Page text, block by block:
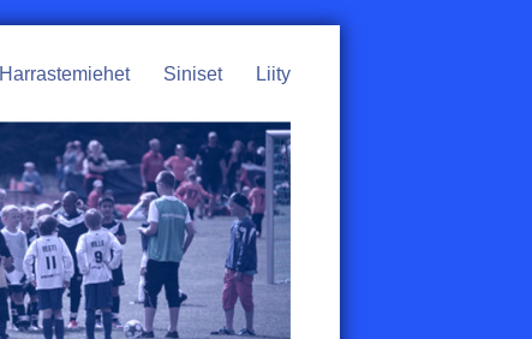
Harrastemiehet Siniset Liity